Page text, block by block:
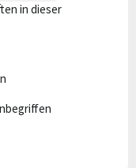
in dieser